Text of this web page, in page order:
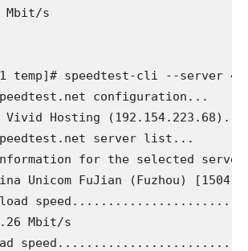
Mbit/s
1 temp]# speedtest-cli --server
configuration...
Vivid Hosting (192.154.223.68)...
server list...
for the selected
Unicom FuJian (Fuzhou)
Mbit/s